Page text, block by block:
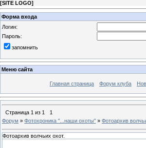
[SITE LOGO]
Форма входа
Логин:
Пароль:
запомнить
Меню сайта
Главная страница Форум клуба
Страница 1 из 1
1
Форум » Фотохроника ''...наши охоты'' » Фотоархив
Фотоархив волчьих охот.